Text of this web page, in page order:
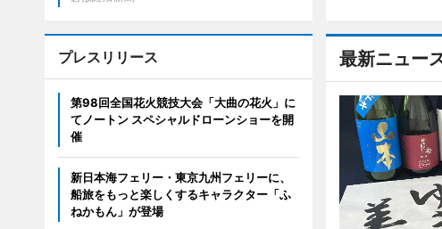
最新ニュー
プレスリリース
第98回全国花火競技大会「大曲の花火」に
てノートン スペシャルドローンショーを開
催
新日本海フェリー・東京九州フェリーに、
船旅をもっと楽しくするキャラクター「ふ
ねかもん」が登場